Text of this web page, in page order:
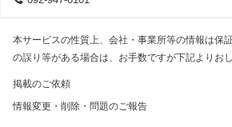
本サービスの性質上、会社・事業所等の情報は保
の誤り等がある場合は、お手数ですが下記よりお
掲載のご依頼
情報変更・削除・問題のご報告